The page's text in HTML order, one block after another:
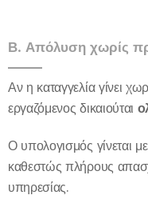
Β. Απόλυση χωρίς
Αν η καταγγελία γίνει
εργαζόμενος δικαιούται
Ο υπολογισμός γίνεται
καθεστώς πλήρους
υπηρεσίας.